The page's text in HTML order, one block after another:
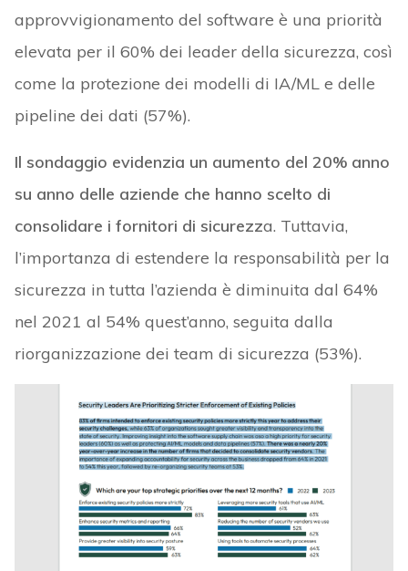
approvvigionamento del software è una priorità
elevata per il 60% dei leader della sicurezza, così
come la protezione dei modelli di IA/ML e delle
pipeline dei dati (57%).
Il sondaggio evidenzia un aumento del 20% anno
su anno delle aziende che hanno scelto di
consolidare i fornitori di sicurezza. Tuttavia,
l’importanza di estendere la responsabilità per la
sicurezza in tutta l’azienda è diminuita dal 64%
nel 2021 al 54% quest’anno, seguita dalla
riorganizzazione dei team di sicurezza (53%).